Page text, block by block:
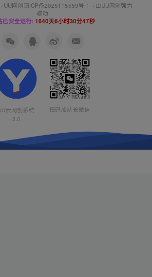
UU网创闽ICP备2025115559号-1 · 由UU网创强力
驱动.
已安全运行: 1640天6小时30分47秒
云网创系统
3.0
扫码加站长微信